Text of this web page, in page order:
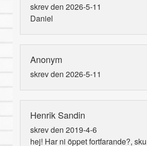
skrev den 2026-5-11
Daniel
Anonym
skrev den 2026-5-11
Henrik Sandin
skrev den 2019-4-6
hej! Har ni öppet fortfarande?,